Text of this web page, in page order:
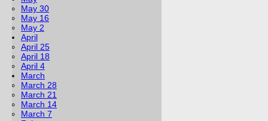
May 30
May 16
May 2
April
April 25
April 18
April 4
March
March 28
March 21
March 14
March 7